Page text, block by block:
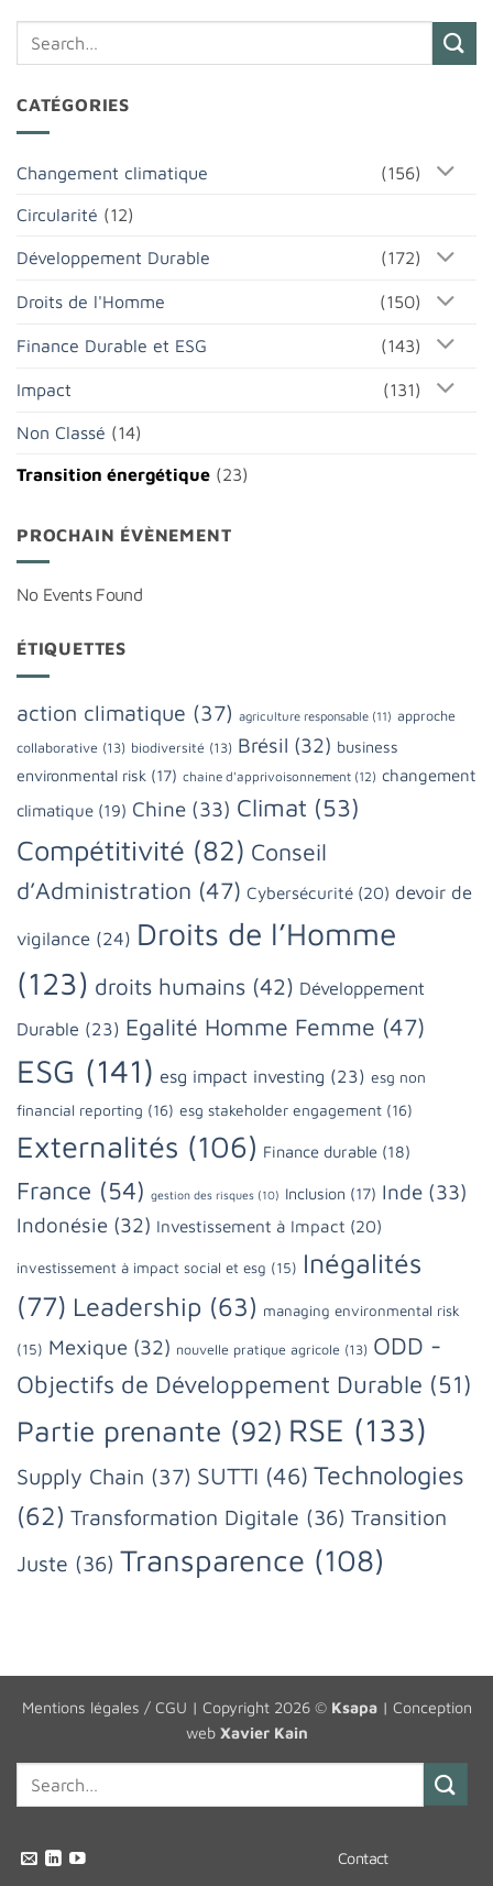
CATÉGORIES
Changement climatique (156)
Circularité (12)
Développement Durable (172)
Droits de l'Homme (150)
Finance Durable et ESG (143)
Impact (131)
Non Classé (14)
Transition énergétique (23)
PROCHAIN ÉVÈNEMENT
No Events Found
ÉTIQUETTES
action climatique (37) agriculture responsable (11) approche
collaborative (13) biodiversité (13) Brésil (32) business
environmental risk (17) chaine d'apprivoisonnement (12) changement
climatique (19) Chine (33) Climat (53)
Compétitivité (82) Conseil
d’Administration (47) Cybersécurité (20) devoir de
vigilance (24) Droits de l’Homme
(123) droits humains (42) Développement
Durable (23) Egalité Homme Femme (47)
ESG (141) esg impact investing (23) esg non
financial reporting (16) esg stakeholder engagement (16)
Externalités (106) Finance durable (18)
France (54) gestion des risques (10) Inclusion (17) Inde (33)
Indonésie (32) Investissement à Impact (20)
investissement à impact social et esg (15) Inégalités
(77) Leadership (63) managing environmental risk
(15) Mexique (32) nouvelle pratique agricole (13) ODD -
Objectifs de Développement Durable (51)
Partie prenante (92) RSE (133)
Supply Chain (37) SUTTI (46) Technologies
(62) Transformation Digitale (36) Transition
Juste (36) Transparence (108)
Mentions légales / CGU | Copyright 2026 © Ksapa| Conception
web Xavier Kain
Contact